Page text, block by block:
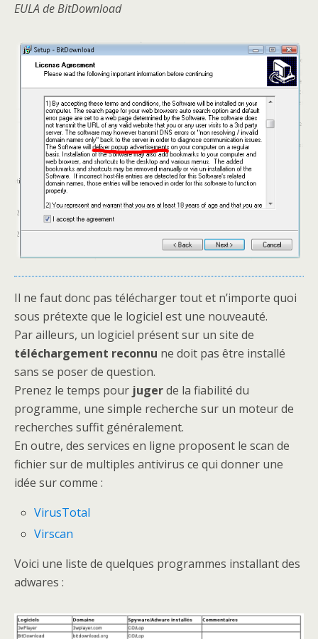
EULA de BitDownload
Il ne faut donc pas télécharger tout et n’importe quoi
sous prétexte que le logiciel est une nouveauté.
Par ailleurs, un logiciel présent sur un site de
téléchargement reconnu ne doit pas être installé
sans se poser de question.
Prenez le temps pour jugerde la fiabilité du
programme, une simple recherche sur un moteur de
recherches suffit généralement.
En outre, des services en ligne proposent le scan de
fichier sur de multiples antivirus ce qui donner une
idée sur comme :
VirusTotal
Virscan
Voici une liste de quelques programmes installant des
adwares :